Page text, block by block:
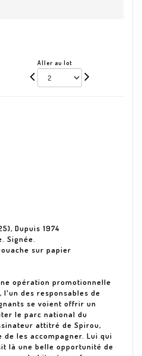
Aller au lot
Dupuis 1974
Signée.
sur papier
opération promotionnelle
l'un des responsables de
se voient offrir un
le parc national du
attitré de Spirou,
de les accompagner. Lui qui
là une belle opportunité de